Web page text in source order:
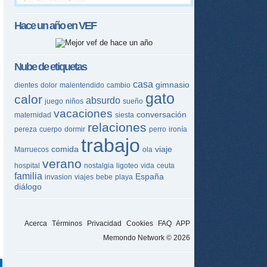
Hace un año enVEF
Nube de etiquetas
dientes dolor malentendido cambio casa gimnasio
calor juego niños absurdo sueño gato
maternidad vacaciones siesta conversación
pereza cuerpo dormir relaciones perro ironía
Marruecos comida trabajo ola viaje
hospital verano nostalgia ligoteo vida ceuta
familia invasion viajes bebe playa España
diálogo
Acerca Términos Privacidad Cookies FAQ APP
Memondo Network © 2026